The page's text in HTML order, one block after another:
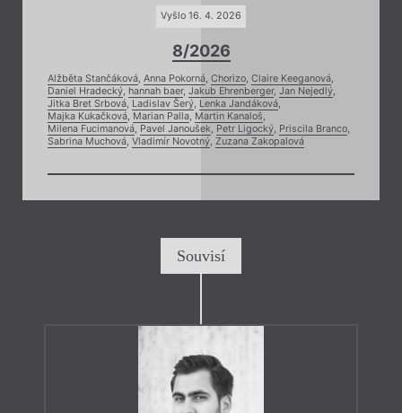
Vyšlo 16. 4. 2026
8/2026
Alžběta Stančáková, Anna Pokorná, Chorizo, Claire Keeganová,
Daniel Hradecký, hannah baer, Jakub Ehrenberger, Jan Nejedlý,
Jitka Bret Srbová, Ladislav Šerý, Lenka Jandáková,
Majka Kukačková, Marian Palla, Martin Kanaloš,
Milena Fucimanová, Pavel Janoušek, Petr Ligocký, Priscila Branco,
Sabrina Muchová, Vladimír Novotný, Zuzana Zakopalová
Souvisí